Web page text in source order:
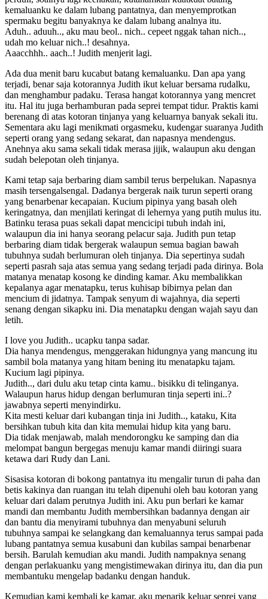
kemaluanku ke dalam lubang pantatnya, dan menyemprotkan
spermaku begitu banyaknya ke dalam lubang analnya itu.
Aduh.. aduuh.., aku mau beol.. nich.. cepeet nggak tahan nich..,
udah mo keluar nich..! desahnya.
Aaacchhh.. aach..! Judith menjerit lagi.
Ada dua menit baru kucabut batang kemaluanku. Dan apa yang
terjadi, benar saja kotorannya Judith ikut keluar bersama rudalku,
dan menghambur padaku. Terasa hangat kotorannya yang mencret
itu. Hal itu juga berhamburan pada seprei tempat tidur. Praktis kami
berenang di atas kotoran tinjanya yang keluarnya banyak sekali itu.
Sementara aku lagi menikmati orgasmeku, kudengar suaranya Judith
seperti orang yang sedang sekarat, dan napasnya mendengus.
Anehnya aku sama sekali tidak merasa jijik, walaupun aku dengan
sudah belepotan oleh tinjanya.
Kami tetap saja berbaring diam sambil terus berpelukan. Napasnya
masih tersengalsengal. Dadanya bergerak naik turun seperti orang
yang benarbenar kecapaian. Kucium pipinya yang basah oleh
keringatnya, dan menjilati keringat di lehernya yang putih mulus itu.
Batinku terasa puas sekali dapat mencicipi tubuh indah ini,
walaupun dia ini hanya seorang pelacur saja. Judith pun tetap
berbaring diam tidak bergerak walaupun semua bagian bawah
tubuhnya sudah berlumuran oleh tinjanya. Dia sepertinya sudah
seperti pasrah saja atas semua yang sedang terjadi pada dirinya. Bola
matanya menatap kosong ke dinding kamar. Aku membalikkan
kepalanya agar menatapku, terus kuhisap bibirnya pelan dan
mencium di jidatnya. Tampak senyum di wajahnya, dia seperti
senang dengan sikapku ini. Dia menatapku dengan wajah sayu dan
letih.
I love you Judith.. ucapku tanpa sadar.
Dia hanya mendengus, menggerakan hidungnya yang mancung itu
sambil bola matanya yang hitam bening itu menatapku tajam.
Kucium lagi pipinya.
Judith.., dari dulu aku tetap cinta kamu.. bisikku di telinganya.
Walaupun harus hidup dengan berlumuran tinja seperti ini..?
jawabnya seperti menyindirku.
Kita mesti keluar dari kubangan tinja ini Judith.., kataku, Kita
bersihkan tubuh kita dan kita memulai hidup kita yang baru.
Dia tidak menjawab, malah mendorongku ke samping dan dia
melompat bangun bergegas menuju kamar mandi diiringi suara
ketawa dari Rudy dan Lani.
Sisasisa kotoran di bokong pantatnya itu mengalir turun di paha dan
betis kakinya dan ruangan itu telah dipenuhi oleh bau kotoran yang
keluar dari dalam perutnya Judith ini. Aku pun berlari ke kamar
mandi dan membantu Judith membersihkan badannya dengan air
dan bantu dia menyirami tubuhnya dan menyabuni seluruh
tubuhnya sampai ke selangkang dan kemaluannya terus sampai pada
lubang pantatnya semua kusabuni dan kubilas sampai benarbenar
bersih. Barulah kemudian aku mandi. Judith nampaknya senang
dengan perlakuanku yang mengistimewakan dirinya itu, dan dia pun
membantuku mengelap badanku dengan handuk.
Kemudian kami kembali ke kamar, aku menarik keluar seprei yang